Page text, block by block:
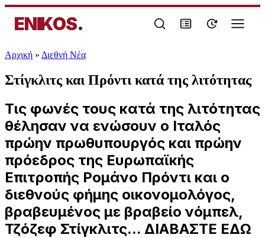
ENIKOS.
Αρχική » Διεθνή Νέα
Στίγκλιτς και Πρόντι κατά της λιτότητας
Τις φωνές τους κατά της λιτότητας
θέλησαν να ενώσουν ο Ιταλός
πρώην πρωθυπουργός και πρώην
πρόεδρος της Ευρωπαϊκής
Επιτροπής Ρομάνο Πρόντι και ο
διεθνούς φήμης οικονομολόγος,
βραβευμένος με βραβείο νόμπελ,
Τζόζεφ Στίγκλιτς... ΔΙΑΒΑΣΤΕ ΕΔΩ